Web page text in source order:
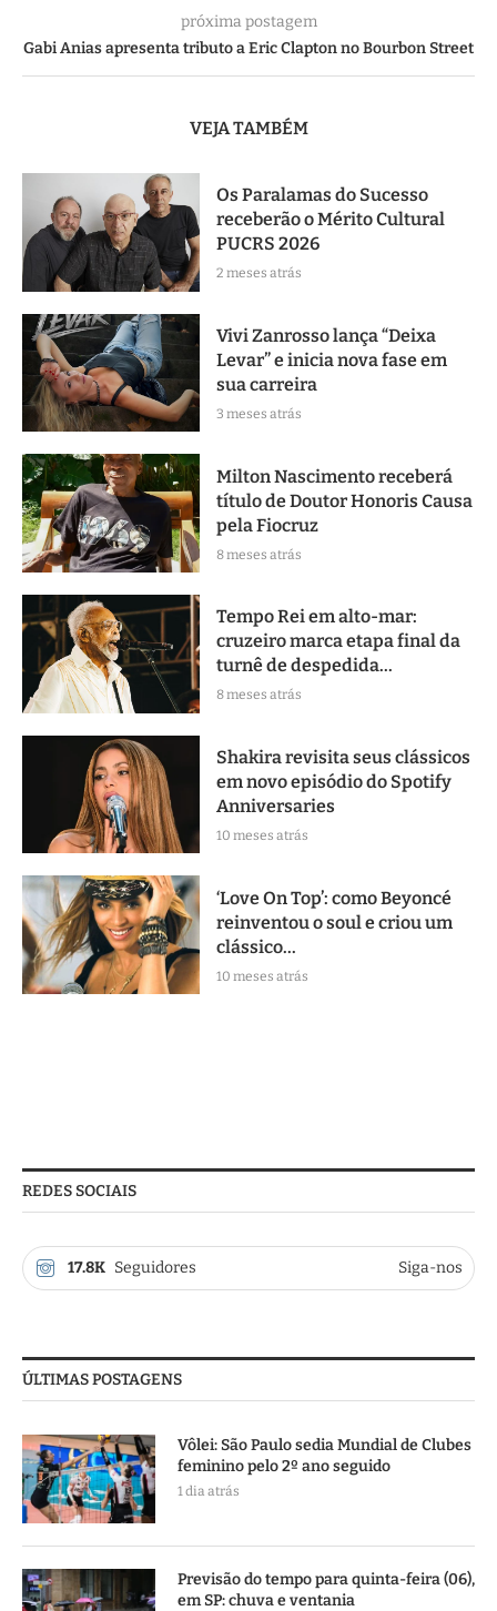
próxima postagem
Gabi Anias apresenta tributo a Eric Clapton no Bourbon Street
VEJA TAMBÉM
Os Paralamas do Sucesso
receberão o Mérito Cultural
PUCRS 2026
2 meses atrás
Vivi Zanrosso lança “Deixa
Levar” e inicia nova fase em
sua carreira
3 meses atrás
Milton Nascimento receberá
título de Doutor Honoris Causa
pela Fiocruz
8 meses atrás
Tempo Rei em alto-mar:
cruzeiro marca etapa final da
turnê de despedida...
8 meses atrás
Shakira revisita seus clássicos
em novo episódio do Spotify
Anniversaries
10 meses atrás
‘Love On Top’: como Beyoncé
reinventou o soul e criou um
clássico...
10 meses atrás
REDES SOCIAIS
17.8K Seguidores Siga-nos
ÚLTIMAS POSTAGENS
Vôlei: São Paulo sedia Mundial de Clubes
feminino pelo 2º ano seguido
1 dia atrás
Previsão do tempo para quinta-feira (06),
em SP: chuva e ventania